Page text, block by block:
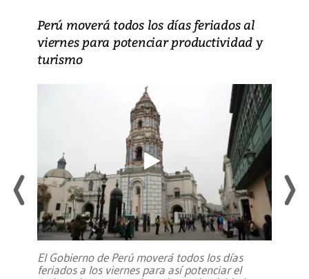
Perú moverá todos los días feriados al
viernes para potenciar productividad y
turismo
El Gobierno de Perú moverá todos los días
feriados a los viernes para así potenciar el